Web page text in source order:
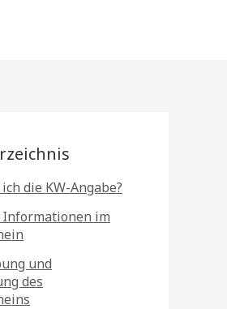
die KW-Angabe?
im
und
des